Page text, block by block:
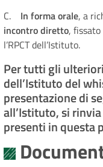
C. In forma orale, a
incontro diretto,
l’RPCT dell’Istituto.
Per tutti gli
dell’Istituto del
presentazione di
all’Istituto, si
presenti in questa